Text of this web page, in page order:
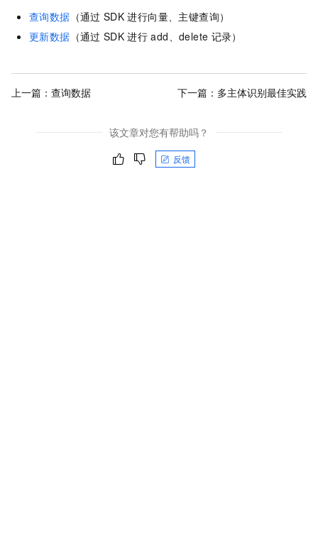
查询数据 （通过 SDK 进行向量、主键查询）
更新数据 （通过 SDK 进行 add、delete 记录）
上一篇： 查询数据 下一篇： 多主体识别最佳实践
该文章对您有帮助吗？
反馈